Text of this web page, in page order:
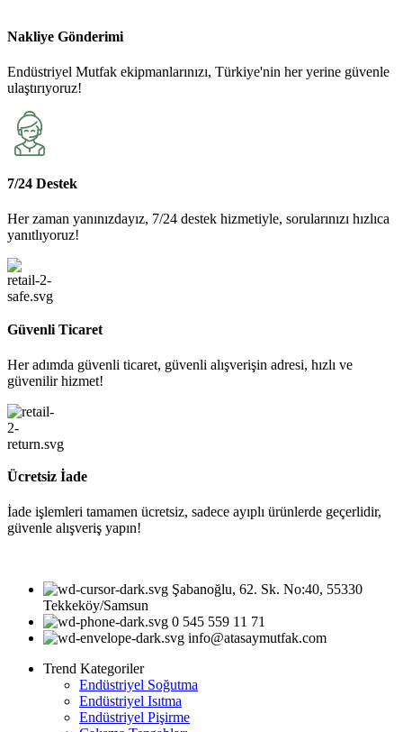
Nakliye Gönderimi
Endüstriyel Mutfak ekipmanlarınızı, Türkiye'nin her yerine güvenle
ulaştırıyoruz!
7/24 Destek
Her zaman yanınızdayız, 7/24 destek hizmetiyle, sorularınızı hızlıca
yanıtlıyoruz!
Güvenli Ticaret
Her adımda güvenli ticaret, güvenli alışverişin adresi, hızlı ve
güvenilir hizmet!
Ücretsiz İade
İade işlemleri tamamen ücretsiz, sadece ayıplı ürünlerde geçerlidir,
güvenle alışveriş yapın!
Şabanoğlu, 62. Sk. No:40, 55330
Tekkeköy/Samsun
0 545 559 11 71
info@atasaymutfak.com
Trend Kategoriler
Endüstriyel Soğutma
Endüstriyel Isıtma
Endüstriyel Pişirme